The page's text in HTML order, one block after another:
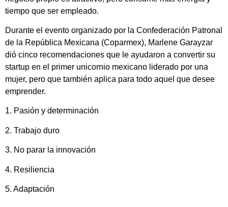
tiempo que ser empleado.
Durante el evento organizado por la Confederación Patronal
de la República Mexicana (Coparmex), Marlene Garayzar
dió cinco recomendaciones que le ayudaron a convertir su
startup en el primer unicornio mexicano liderado por una
mujer, pero que también aplica para todo aquel que desee
emprender.
1. Pasión y determinación
2. Trabajo duro
3. No parar la innovación
4. Resiliencia
5. Adaptación